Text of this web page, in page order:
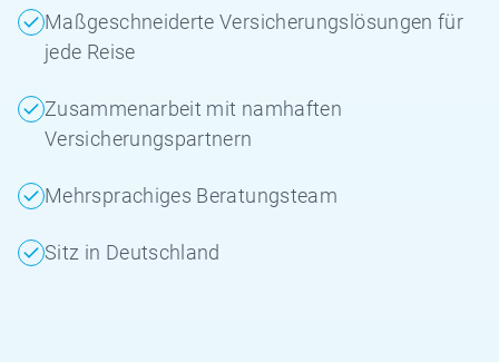
Maßgeschneiderte Versicherungslösungen für
jede Reise
Zusammenarbeit mit namhaften
Versicherungspartnern
Mehrsprachiges Beratungsteam
Sitz in Deutschland